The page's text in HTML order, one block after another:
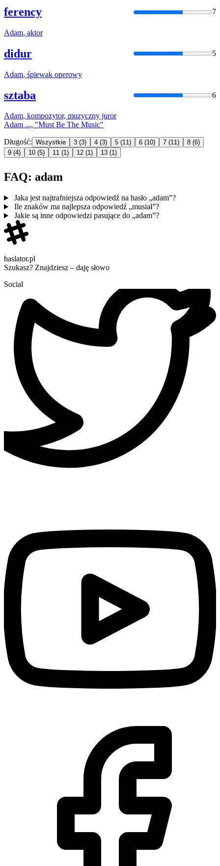
ferency 7
Adam, aktor
didur 5
Adam, śpiewak operowy
sztaba 6
Adam, kompozytor, muzyczny juror
Adam ..., "Must Be The Music"
Długość: Wszystkie 3 (3) 4 (3) 5 (11) 6 (10) 7 (11) 8 (6)
9 (4) 10 (5) 11 (1) 12 (1) 13 (1)
FAQ: adam
Jaka jest najtrafniejsza odpowiedź na hasło „adam”?
Ile znaków ma najlepsza odpowiedź „musiał”?
Jakie są inne odpowiedzi pasujące do „adam”?
haslator.pl
Szukasz? Znajdziesz – daję słowo
Social